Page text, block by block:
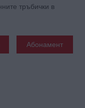
тръбички в
Абонамент